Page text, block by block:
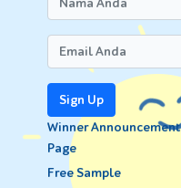
Sign Up
Winner Announcement
Page
Free Sample